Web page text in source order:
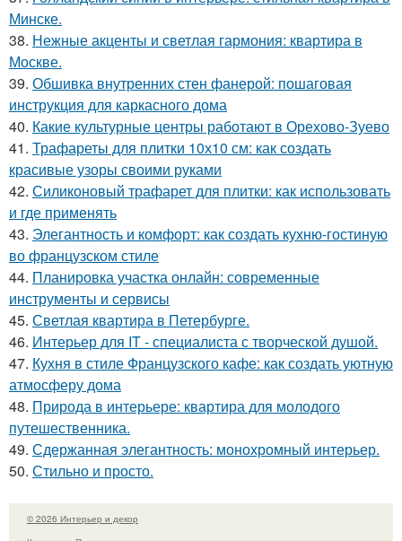
Минске.
38. Нежные акценты и светлая гармония: квартира в
Москве.
39. Обшивка внутренних стен фанерой: пошаговая
инструкция для каркасного дома
40. Какие культурные центры работают в Орехово-Зуево
41. Трафареты для плитки 10х10 см: как создать
красивые узоры своими руками
42. Силиконовый трафарет для плитки: как использовать
и где применять
43. Элегантность и комфорт: как создать кухню-гостиную
во французском стиле
44. Планировка участка онлайн: современные
инструменты и сервисы
45. Светлая квартира в Петербурге.
46. Интерьер для IT - специалиста с творческой душой.
47. Кухня в стиле Французского кафе: как создать уютную
атмосферу дома
48. Природа в интерьере: квартира для молодого
путешественника.
49. Сдержанная элегантность: монохромный интерьер.
50. Стильно и просто.
© 2026 Интерьер и декор